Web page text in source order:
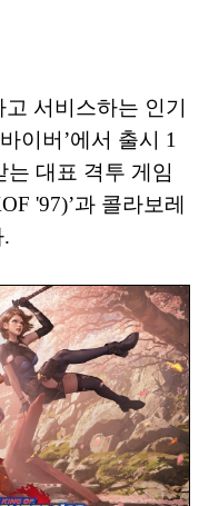
서비스하는 인기
이버’에서 출시 1
대표 격투 게임
'97)’과 콜라보레